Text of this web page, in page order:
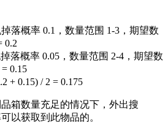
落概率 0.1，数量范围 1-3，期望数
0.2
落概率 0.05，数量范围 2-4，期望数
0.15
+ 0.15) / 2 = 0.175
品箱数量充足的情况下，外出搜
以获取到此物品的。